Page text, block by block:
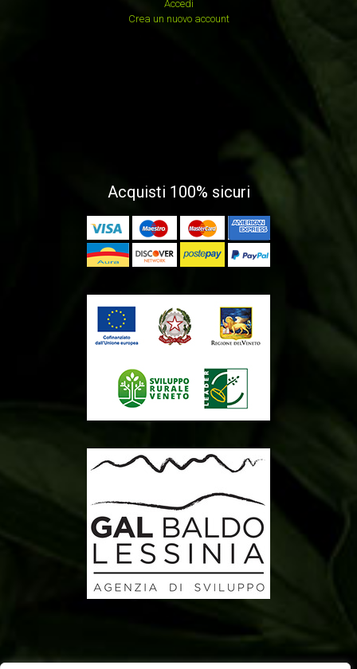
Accedi
Crea un nuovo account
Acquisti 100% sicuri